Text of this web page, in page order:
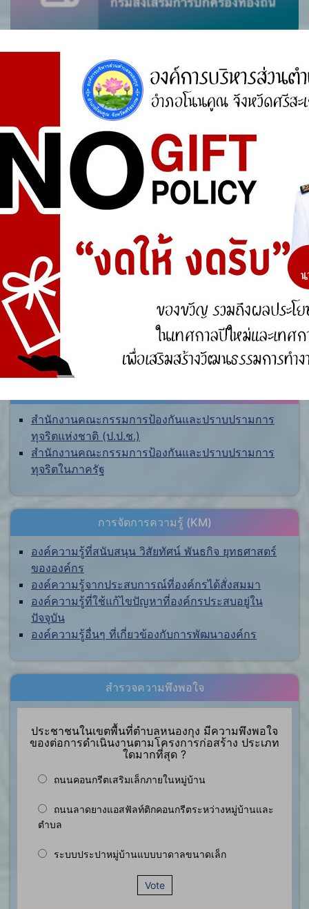
สำนักงานคณะกรรมการป้องกันและปราบปรามการ
ทุจริตแห่งชาติ (ป.ป.ช.)
สำนักงานคณะกรรมการป้องกันและปราบปรามการ
ทุจริตในภาครัฐ
การจัดการความรู้ (KM)
องค์ความรู้ที่สนับสนุน วิสัยทัศน์ พันธกิจ ยุทธศาสตร์
ขององค์กร
องค์ความรู้จากประสบการณ์ที่องค์กรได้สั่งสมมา
องค์ความรู้ที่ใช้แก้ไขปัญหาที่องค์กรประสบอยู่ใน
ปัจจุบัน
องค์ความรู้อื่นๆ ที่เกี่ยวข้องกับการพัฒนาองค์กร
สำรวจความพึงพอใจ
ประชาชนในเขตพื้นที่ตำบลหนองกุง มีความพึงพอใจ
ของต่อการดำเนินงานตามโครงการก่อสร้าง ประเภท
ใดมากที่สุด ?
ถนนคอนกรีตเสริมเล็กภายในหมู่บ้าน
ถนนลาดยางแอสฟัลท์ติกคอนกรีตระหว่างหมู่บ้านและ
ตำบล
ระบบประปาหมู่บ้านแบบบาดาลขนาดเล็ก
Vote